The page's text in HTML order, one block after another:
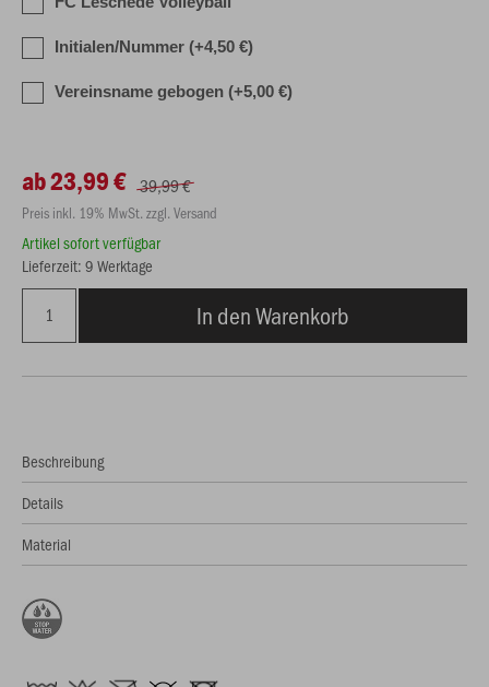
Initialen/Nummer (+4,50 €)
Vereinsname gebogen (+5,00 €)
ab 23,99 € 39,99 €
Preis inkl. 19% MwSt. zzgl. Versand
Artikel sofort verfügbar
Lieferzeit: 9 Werktage
In den Warenkorb
Beschreibung
Details
Material